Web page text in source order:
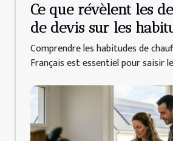
Ce que révèlent les
de devis sur les
chauffage des
Comprendre les habitudes de
Français est essentiel pour saisir